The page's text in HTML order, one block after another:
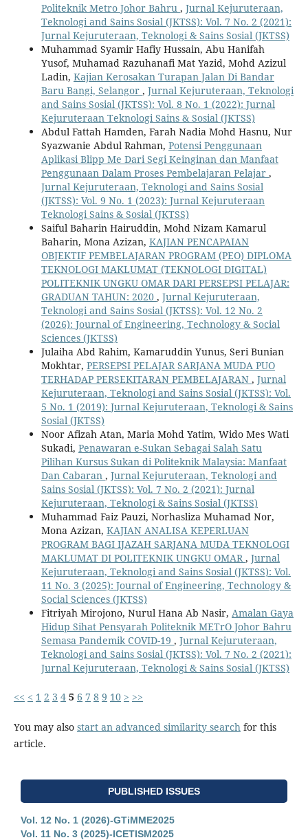
Politeknik Metro Johor Bahru , Jurnal Kejuruteraan,
Teknologi and Sains Sosial (JKTSS): Vol. 7 No. 2 (2021):
Jurnal Kejuruteraan, Teknologi & Sains Sosial (JKTSS)
Muhammad Syamir Hafiy Hussain, Abu Hanifah
Yusof, Muhamad Razuhanafi Mat Yazid, Mohd Azizul
Ladin, Kajian Kerosakan Turapan Jalan Di Bandar
Baru Bangi, Selangor , Jurnal Kejuruteraan, Teknologi
and Sains Sosial (JKTSS): Vol. 8 No. 1 (2022): Jurnal
Kejuruteraan Teknologi Sains & Sosial (JKTSS)
Abdul Fattah Hamden, Farah Nadia Mohd Hasnu, Nur
Syazwanie Abdul Rahman, Potensi Penggunaan
Aplikasi Blipp Me Dari Segi Keinginan dan Manfaat
Penggunaan Dalam Proses Pembelajaran Pelajar ,
Jurnal Kejuruteraan, Teknologi and Sains Sosial
(JKTSS): Vol. 9 No. 1 (2023): Jurnal Kejuruteraan
Teknologi Sains & Sosial (JKTSS)
Saiful Baharin Hairuddin, Mohd Nizam Kamarul
Baharin, Mona Azizan, KAJIAN PENCAPAIAN
OBJEKTIF PEMBELAJARAN PROGRAM (PEO) DIPLOMA
TEKNOLOGI MAKLUMAT (TEKNOLOGI DIGITAL)
POLITEKNIK UNGKU OMAR DARI PERSEPSI PELAJAR:
GRADUAN TAHUN: 2020 , Jurnal Kejuruteraan,
Teknologi and Sains Sosial (JKTSS): Vol. 12 No. 2
(2026): Journal of Engineering, Technology & Social
Sciences (JKTSS)
Julaiha Abd Rahim, Kamaruddin Yunus, Seri Bunian
Mokhtar, PERSEPSI PELAJAR SARJANA MUDA PUO
TERHADAP PERSEKITARAN PEMBELAJARAN , Jurnal
Kejuruteraan, Teknologi and Sains Sosial (JKTSS): Vol.
5 No. 1 (2019): Jurnal Kejuruteraan, Teknologi & Sains
Sosial (JKTSS)
Noor Afizah Atan, Maria Mohd Yatim, Wido Mes Wati
Sukadi, Penawaran e-Sukan Sebagai Salah Satu
Pilihan Kursus Sukan di Politeknik Malaysia: Manfaat
Dan Cabaran , Jurnal Kejuruteraan, Teknologi and
Sains Sosial (JKTSS): Vol. 7 No. 2 (2021): Jurnal
Kejuruteraan, Teknologi & Sains Sosial (JKTSS)
Muhammad Faiz Pauzi, Norhasliza Muhamad Nor,
Mona Azizan, KAJIAN ANALISA KEPERLUAN
PROGRAM BAGI IJAZAH SARJANA MUDA TEKNOLOGI
MAKLUMAT DI POLITEKNIK UNGKU OMAR, Jurnal
Kejuruteraan, Teknologi and Sains Sosial (JKTSS): Vol.
11 No. 3 (2025): Journal of Engineering, Technology &
Social Sciences (JKTSS)
Fitriyah Mirojono, Nurul Hana Ab Nasir, Amalan Gaya
Hidup Sihat Pensyarah Politeknik METrO Johor Bahru
Semasa Pandemik COVID-19 , Jurnal Kejuruteraan,
Teknologi and Sains Sosial (JKTSS): Vol. 7 No. 2 (2021):
Jurnal Kejuruteraan, Teknologi & Sains Sosial (JKTSS)
<< < 1 2 3 4 5 6 7 8 9 10 > >>
You may also start an advanced similarity searchfor this
article.
PUBLISHED ISSUES
Vol. 12 No. 1 (2026)-GTiMME2025
Vol. 11 No. 3 (2025)-ICETISM2025